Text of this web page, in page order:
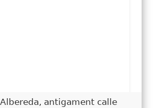
antigament calle